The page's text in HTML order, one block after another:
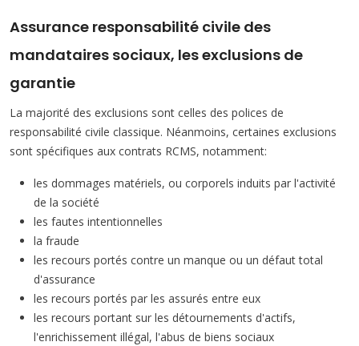
Assurance responsabilité civile des
mandataires sociaux, les exclusions de
garantie
La majorité des exclusions sont celles des polices de
responsabilité civile classique. Néanmoins, certaines exclusions
sont spécifiques aux contrats RCMS, notamment:
les dommages matériels, ou corporels induits par l'activité
de la société
les fautes intentionnelles
la fraude
les recours portés contre un manque ou un défaut total
d'assurance
les recours portés par les assurés entre eux
les recours portant sur les détournements d'actifs,
l'enrichissement illégal, l'abus de biens sociaux